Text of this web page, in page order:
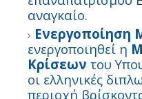
αναγκαίο.
Ενεργοποίηση
ενεργοποιηθεί η
Κρίσεων του
οι ελληνικές
περιοχή